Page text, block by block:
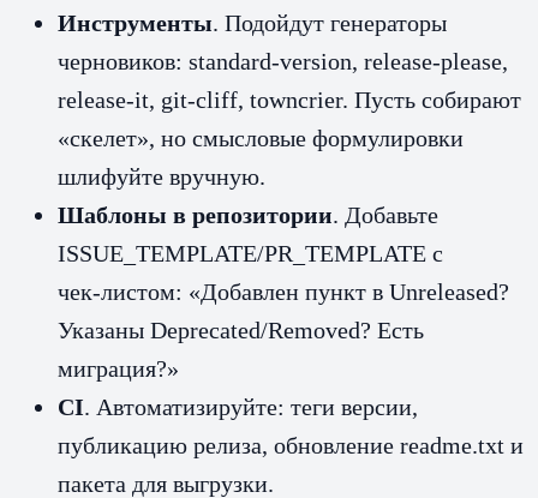
Инструменты. Подойдут генераторы
черновиков: standard-version, release-please,
release-it, git-cliff, towncrier. Пусть собирают
«скелет», но смысловые формулировки
шлифуйте вручную.
Шаблоны в репозитории. Добавьте
ISSUE_TEMPLATE/PR_TEMPLATE с
чек‑листом: «Добавлен пункт в Unreleased?
Указаны Deprecated/Removed? Есть
миграция?»
CI. Автоматизируйте: теги версии,
публикацию релиза, обновление readme.txt и
пакета для выгрузки.